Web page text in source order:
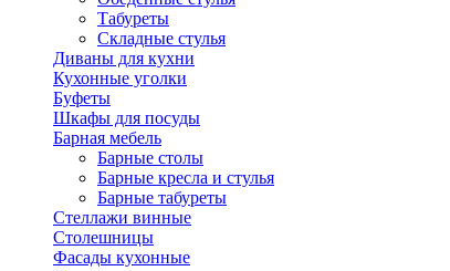
Табуреты
Складные стулья
Диваны для кухни
Кухонные уголки
Буфеты
Шкафы для посуды
Барная мебель
Барные столы
Барные кресла и стулья
Барные табуреты
Стеллажи винные
Столешницы
Фасады кухонные